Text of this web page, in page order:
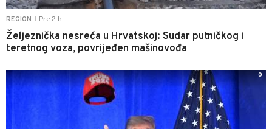
REGION Pre 2 h
Željeznička nesreća u Hrvatskoj: Sudar putničkog i
teretnog voza, povrijeđen mašinovođa
0